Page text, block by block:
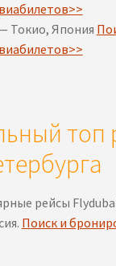
Токио, Япония
топ
рейсы
Поиск и